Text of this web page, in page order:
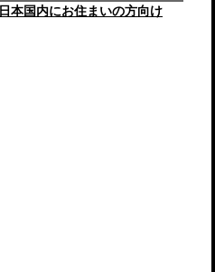
日本国内にお住まいの方向け